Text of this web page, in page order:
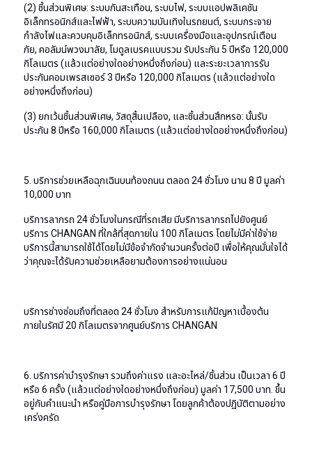
(2) ชิ้นส่วนพิเศษ: ระบบกันสะเทือน, ระบบไฟ, ระบบแอปพลิเคชัน
อิเล็กทรอนิกส์และไฟฟ้า, ระบบความบันเทิงในรถยนต์, ระบบกระจาย
กำลังไฟและควบคุมอิเล็กทรอนิกส์, ระบบเครื่องมือและอุปกรณ์เตือน
ภัย, คอลัมน์พวงมาลัย, โมดูลเบรคแบบรวม รับประกัน 5 ปีหรือ 120,000
กิโลเมตร (แล้วแต่อย่างใดอย่างหนึ่งถึงก่อน) และระยะเวลาการรับ
ประกันคอมเพรสเซอร์ 3 ปีหรือ 120,000 กิโลเมตร (แล้วแต่อย่างใด
อย่างหนึ่งถึงก่อน)
(3) ยกเว้นชิ้นส่วนพิเศษ, วัสดุสิ้นเปลือง, และชิ้นส่วนสึกหรอ: นั้นรับ
ประกัน 8 ปีหรือ 160,000 กิโลเมตร (แล้วแต่อย่างใดอย่างหนึ่งถึงก่อน)
5. บริการช่วยเหลือฉุกเฉินบนท้องถนน ตลอด 24 ชั่วโมง นาน 8 ปี มูลค่า
10,000 บาท
บริการลากรถ 24 ชั่วโมงในกรณีที่รถเสีย มีบริการลากรถไปยังศูนย์
บริการ CHANGAN ที่ใกล้ที่สุดภายใน 100 กิโลเมตร โดยไม่มีค่าใช้จ่าย
บริการนี้สามารถใช้ได้โดยไม่มีข้อจำกัดจำนวนครั้งต่อปี เพื่อให้คุณมั่นใจได้
ว่าคุณจะได้รับความช่วยเหลือยามต้องการอย่างแน่นอน
บริการช่างซ่อมถึงที่ตลอด 24 ชั่วโมง สำหรับการแก้ปัญหาเบื้องต้น
ภายในรัศมี 20 กิโลเมตรจากศูนย์บริการ CHANGAN
6. บริการค่าบำรุงรักษา รวมถึงค่าแรง และอะไหล่/ชิ้นส่วน เป็นเวลา 6 ปี
หรือ 6 ครั้ง (แล้วแต่อย่างใดอย่างหนึ่งถึงก่อน) มูลค่า 17,500 บาท. ขึ้น
อยู่กับคำแนะนำ หรือคู่มือการบำรุงรักษา โดยลูกค้าต้องปฏิบัติตามอย่าง
เคร่งครัด